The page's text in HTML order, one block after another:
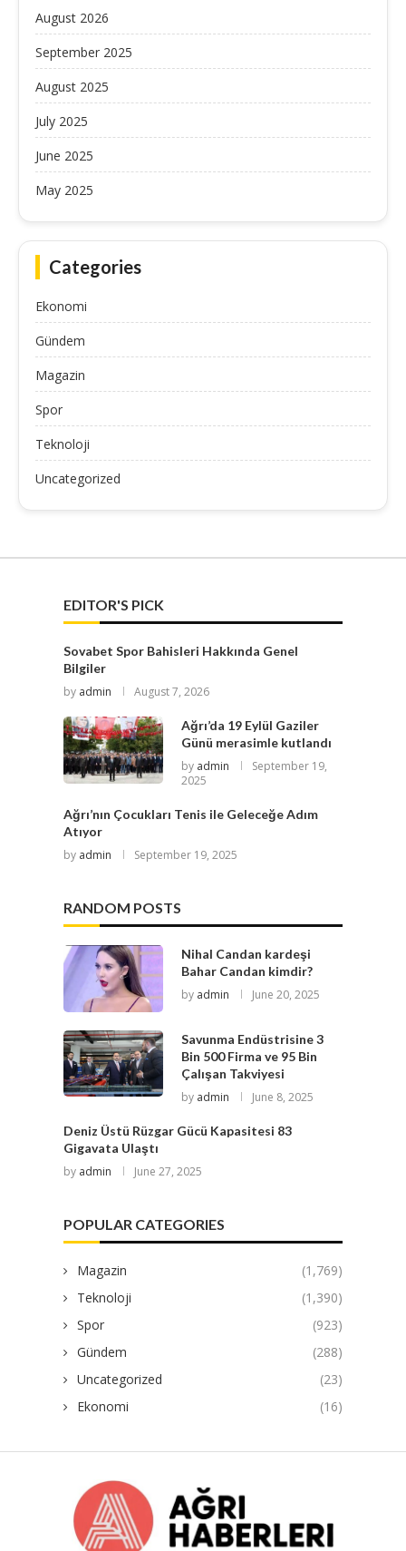
August 2026
September 2025
August 2025
July 2025
June 2025
May 2025
Categories
Ekonomi
Gündem
Magazin
Spor
Teknoloji
Uncategorized
EDITOR'S PICK
Sovabet Spor Bahisleri Hakkında Genel
Bilgiler
by admin August 7, 2026
Ağrı’da 19 Eylül Gaziler
Günü merasimle kutlandı
by admin
September 19,
2025
Ağrı’nın Çocukları Tenis ile Geleceğe Adım
Atıyor
by admin September 19, 2025
RANDOM POSTS
Nihal Candan kardeşi
Bahar Candan kimdir?
by admin June 20, 2025
Savunma Endüstrisine 3
Bin 500 Firma ve 95 Bin
Çalışan Takviyesi
by admin June 8, 2025
Deniz Üstü Rüzgar Gücü Kapasitesi 83
Gigavata Ulaştı
by admin June 27, 2025
POPULAR CATEGORIES
Magazin
(1,769)
Teknoloji
(1,390)
Spor
(923)
Gündem
(288)
Uncategorized
(23)
Ekonomi
(16)